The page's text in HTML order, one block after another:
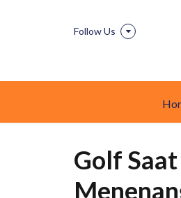
Follow Us
Golf